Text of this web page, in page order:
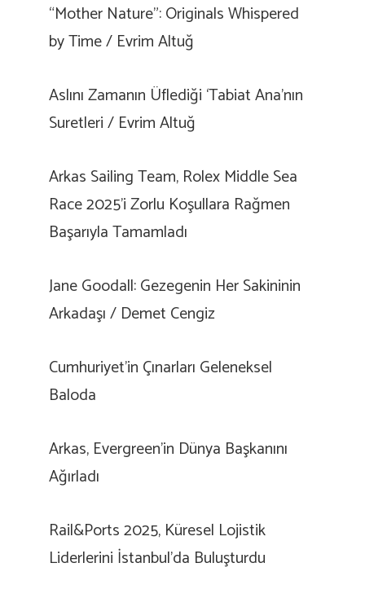
“Mother Nature”: Originals Whispered
by Time / Evrim Altuğ
Aslını Zamanın Üflediği ‘Tabiat Ana’nın
Suretleri / Evrim Altuğ
Arkas Sailing Team, Rolex Middle Sea
Race 2025’i Zorlu Koşullara Rağmen
Başarıyla Tamamladı
Jane Goodall: Gezegenin Her Sakininin
Arkadaşı / Demet Cengiz
Cumhuriyet’in Çınarları Geleneksel
Baloda
Arkas, Evergreen’in Dünya Başkanını
Ağırladı
Rail&Ports 2025, Küresel Lojistik
Liderlerini İstanbul’da Buluşturdu